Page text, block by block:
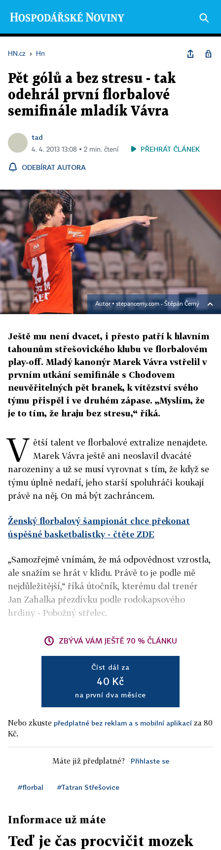
HN.cz › Hn
Pět gólů a bez stresu - tak
odehrál první florbalové
semifinále mladík Vávra
tad
4. 4. 2013 13:08 ▪ 2 min. čtení PŘEHRÁT ČLÁNEK
ODEBÍRAT AUTORA
Autor ▪ stepancerny.com - Štěpán Černý
Ještě mu není dvacet, i přesto patří k hlavním
tahounům střešovického klubu ve florbalovém
play-off. Mladý kanonýr Marek Vávra vstřelil v
prvním utkání semifinále s Chodovem
neuvěřitelných pět branek, k vítězství svého
týmu přispěl i ve druhém zápase. „Myslím, že
je to tím, že hraju bez stresu,“ říká.
V ětší talent ve florbalové extralize nenajdete.
Marek Vávra ještě ani neoslavil dvacáté
narozeniny a už se musí vyrovnat s tím, že když se
týmu úplně nedaří, jeho starší spoluhráči koukají
právě na něj. On má být zachráncem.
Ženský florbalový šampionát chce překonat
úspěšné basketbalistky- čtěte ZDE
„Samozřejmě vnímám, že má odpovědnost vzrostla,
ale snažím se hrát v klidu. Právě to je podle mě
nejdůležitější,“ říká útočník, kterému dal trenér
Jan Zahalka přezdívku podle rodokapsového
hrdiny - Pobožný střelec.
ZBÝVÁ VÁM JEŠTĚ 70 % ČLÁNKU
Číst dál za
40 Kč
na první dva měsíce
Nebo zkuste předplatné bez reklam a s mobilní aplikací za 80
Kč.
Máte již předplatné? Přihlaste se
#florbal #Tatran Střešovice
Informace už máte
Teď je čas procvičit mozek